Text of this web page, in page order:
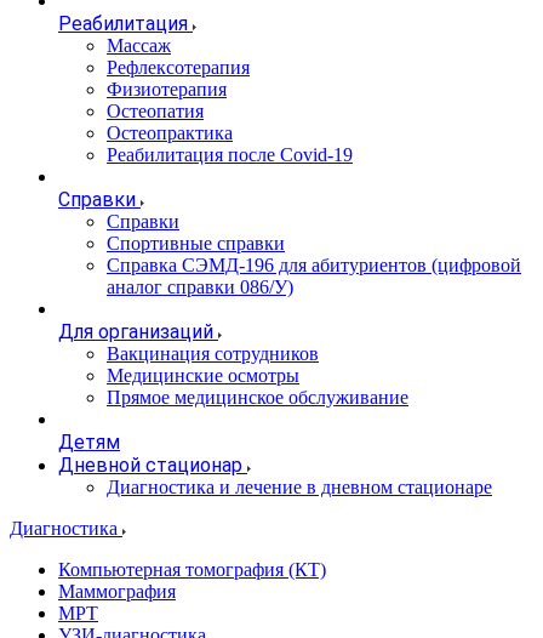
Реабилитация
Массаж
Рефлексотерапия
Физиотерапия
Остеопатия
Остеопрактика
Реабилитация после Covid-19
Справки
Справки
Спортивные справки
Справка СЭМД‑196 для абитуриентов (цифровой
аналог справки 086/У)
Для организаций
Вакцинация сотрудников
Медицинские осмотры
Прямое медицинское обслуживание
Детям
Дневной стационар
Диагностика и лечение в дневном стационаре
Диагностика
Компьютерная томография (КТ)
Маммография
МРТ